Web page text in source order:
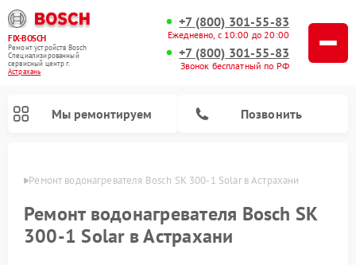
FIX-BOSCH
Ремонт устройств Bosch
Специализированный
cервисный центр г.
Астрахань
+7 (800) 301-55-83
Ежедневно, с 10:00 до 20:00
+7 (800) 301-55-83
Звонок бесплатный по РФ
Мы ремонтируем Позвонить
Ремонт водонагревателя Bosch SK 300-1 Solar в Астрахани
Ремонт водонагревателя Bosch SK
300-1 Solar в Астрахани